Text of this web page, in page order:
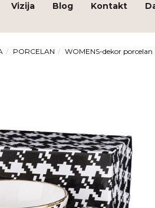
Vizija Blog Kontakt
PORCELAN WOMENS-dekor porcelan